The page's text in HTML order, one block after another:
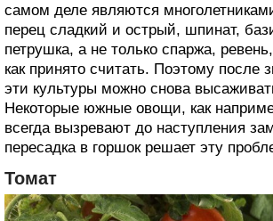
самом деле являются
перец сладкий и острый, шпинат,
петрушка, а не только спаржа,
как принято считать. Поэтому после
эти культуры можно снова
Некоторые южные овощи, как
всегда вызревают до наступления
пересадка в горшок решает эту
Томат